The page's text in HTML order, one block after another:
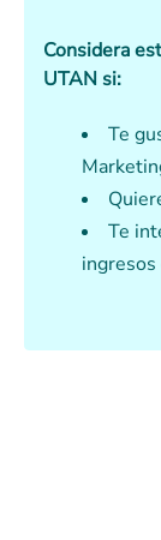
Considera
UTAN si:
Te
Te
ingresos